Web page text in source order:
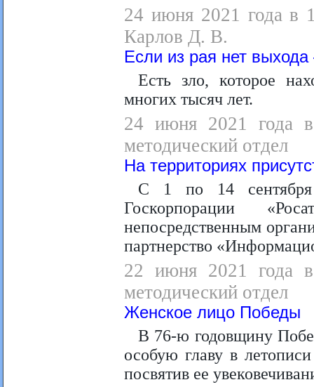
24 июня 2021 года в
Карлов Д. В.
Если из рая нет
Есть зло, которое
многих тысяч лет.
24 июня 2021 года в
методический отдел
На территориях
С 1 по 14 сентября
Госкорпорации
непосредственным
партнерство
22 июня 2021 года в
методический отдел
Женское лицо Победы
В 76-ю годовщину
особую главу в
посвятив ее